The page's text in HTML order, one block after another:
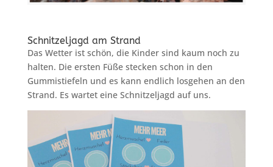
Schnitzeljagd am Strand
Das Wetter ist schön, die Kinder sind kaum noch zu
halten. Die ersten Füße stecken schon in den
Gummistiefeln und es kann endlich losgehen an den
Strand. Es wartet eine Schnitzeljagd auf uns.